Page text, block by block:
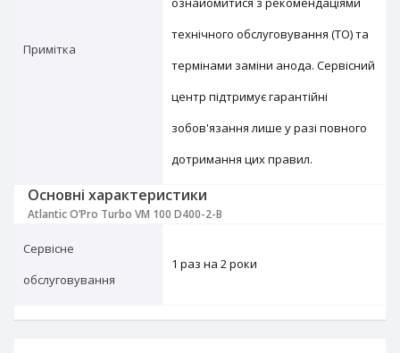
Примітка
технічного обслуговування (ТО) та
термінами заміни анода. Сервісний
центр підтримує гарантійні
зобов'язання лише у разі повного
дотримання цих правил.
Основні характеристики
Atlantic O’Pro Turbo VM 100 D400-2-B
Сервісне
обслуговування
1 раз на 2 роки